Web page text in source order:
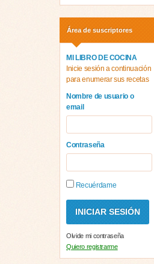
Área de suscriptores
MI LIBRO DE COCINA
Inicie sesión a continuación
para enumerar sus recetas
Nombre de usuario o
email
Contraseña
Recuérdame
Olvide mi contraseña
Quiero registrarme